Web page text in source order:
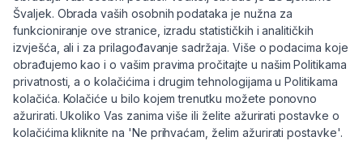
Svi brandovi
Info
Trebate pomoć ili imate pitanja?
+385 91 6191 901
info@eljekarna24.hr
Švaljek. Obrada vaših osobnih podataka je nužna za
funkcioniranje ove stranice, izradu statističkih i analitičkih
izvješća, ali i za prilagođavanje sadržaja. Više o podacima koje
obrađujemo kao i o vašim pravima pročitajte u našim Politikama
privatnosti, a o kolačićima i drugim tehnologijama u Politikama
kolačića. Kolačiće u bilo kojem trenutku možete ponovno
ažurirati. Ukoliko Vas zanima više ili želite ažurirati postavke o
kolačićima kliknite na 'Ne prihvaćam, želim ažurirati postavke'.